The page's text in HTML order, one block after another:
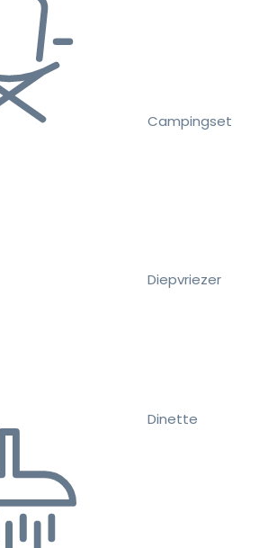
Campingset
Diepvriezer
Dinette